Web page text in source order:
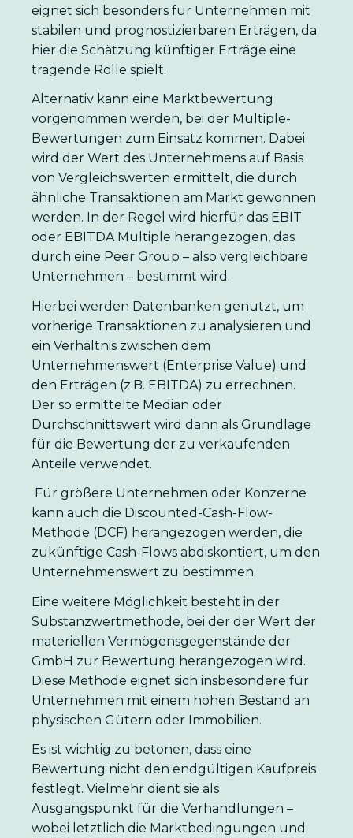
eignet sich besonders für Unternehmen mit
stabilen und prognostizierbaren Erträgen, da
hier die Schätzung künftiger Erträge eine
tragende Rolle spielt.
Alternativ kann eine Marktbewertung
vorgenommen werden, bei der Multiple-
Bewertungen zum Einsatz kommen. Dabei
wird der Wert des Unternehmens auf Basis
von Vergleichswerten ermittelt, die durch
ähnliche Transaktionen am Markt gewonnen
werden. In der Regel wird hierfür das EBIT
oder EBITDA Multiple herangezogen, das
durch eine Peer Group – also vergleichbare
Unternehmen – bestimmt wird.
Hierbei werden Datenbanken genutzt, um
vorherige Transaktionen zu analysieren und
ein Verhältnis zwischen dem
Unternehmenswert (Enterprise Value) und
den Erträgen (z.B. EBITDA) zu errechnen.
Der so ermittelte Median oder
Durchschnittswert wird dann als Grundlage
für die Bewertung der zu verkaufenden
Anteile verwendet.
Für größere Unternehmen oder Konzerne
kann auch die Discounted-Cash-Flow-
Methode (DCF) herangezogen werden, die
zukünftige Cash-Flows abdiskontiert, um den
Unternehmenswert zu bestimmen.
Eine weitere Möglichkeit besteht in der
Substanzwertmethode, bei der der Wert der
materiellen Vermögensgegenstände der
GmbH zur Bewertung herangezogen wird.
Diese Methode eignet sich insbesondere für
Unternehmen mit einem hohen Bestand an
physischen Gütern oder Immobilien.
Es ist wichtig zu betonen, dass eine
Bewertung nicht den endgültigen Kaufpreis
festlegt. Vielmehr dient sie als
Ausgangspunkt für die Verhandlungen –
wobei letztlich die Marktbedingungen und